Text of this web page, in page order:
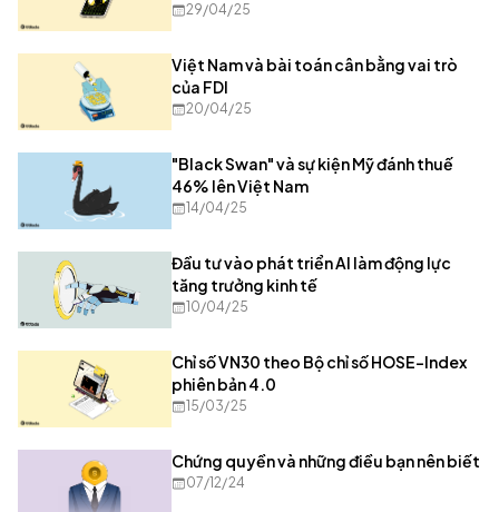
29/04/25
Việt Nam và bài toán cân bằng vai trò
của FDI
20/04/25
"Black Swan" và sự kiện Mỹ đánh thuế
46% lên Việt Nam
14/04/25
Đầu tư vào phát triển AI làm động lực
tăng trưởng kinh tế
10/04/25
Chỉ số VN30 theo Bộ chỉ số HOSE-Index
phiên bản 4.0
15/03/25
Chứng quyền và những điều bạn nên biết
07/12/24